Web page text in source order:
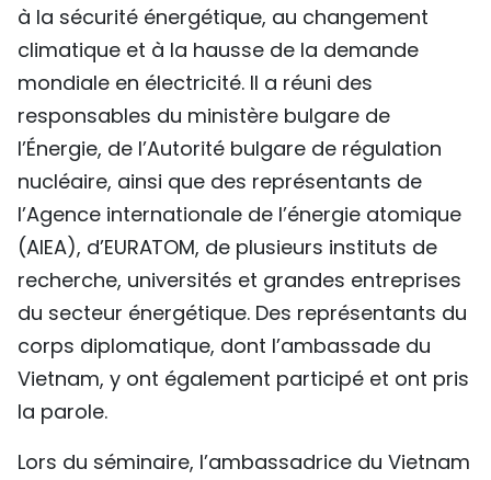
à la sécurité énergétique, au changement
climatique et à la hausse de la demande
mondiale en électricité. Il a réuni des
responsables du ministère bulgare de
l’Énergie, de l’Autorité bulgare de régulation
nucléaire, ainsi que des représentants de
l’Agence internationale de l’énergie atomique
(AIEA), d’EURATOM, de plusieurs instituts de
recherche, universités et grandes entreprises
du secteur énergétique. Des représentants du
corps diplomatique, dont l’ambassade du
Vietnam, y ont également participé et ont pris
la parole.
Lors du séminaire, l’ambassadrice du Vietnam